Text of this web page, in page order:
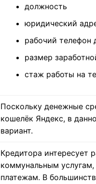
должность
юридический
рабочий телефон
размер
стаж работы на
Поскольку денежные
кошелёк Яндекс, в
вариант.
Кредитора интересует
коммунальным
платежам. В